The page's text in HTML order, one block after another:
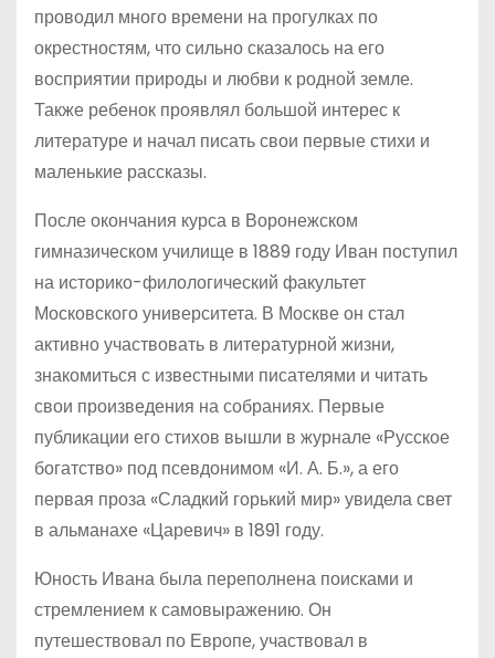
проводил много времени на прогулках по
окрестностям, что сильно сказалось на его
восприятии природы и любви к родной земле.
Также ребенок проявлял большой интерес к
литературе и начал писать свои первые стихи и
маленькие рассказы.
После окончания курса в Воронежском
гимназическом училище в 1889 году Иван поступил
на историко-филологический факультет
Московского университета. В Москве он стал
активно участвовать в литературной жизни,
знакомиться с известными писателями и читать
свои произведения на собраниях. Первые
публикации его стихов вышли в журнале «Русское
богатство» под псевдонимом «И. А. Б.», а его
первая проза «Сладкий горький мир» увидела свет
в альманахе «Царевич» в 1891 году.
Юность Ивана была переполнена поисками и
стремлением к самовыражению. Он
путешествовал по Европе, участвовал в